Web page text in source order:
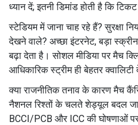
ध्यान दें; इतनी डिमांड होती है कि
स्टेडियम में जाना चाह रहे हैं?
देखने वाले? अच्छा इंटरनेट, बड़ा
बढ़ा देता है। सोशल मीडिया पर मैच
आधिकारिक स्ट्रीम ही बेहतर क्वालिटी
क्या राजनीतिक तनाव के कारण मैच
नैशनल रिश्तों के चलते शेड्यूल बदल
BCCI/PCB और ICC की घोषणाओं